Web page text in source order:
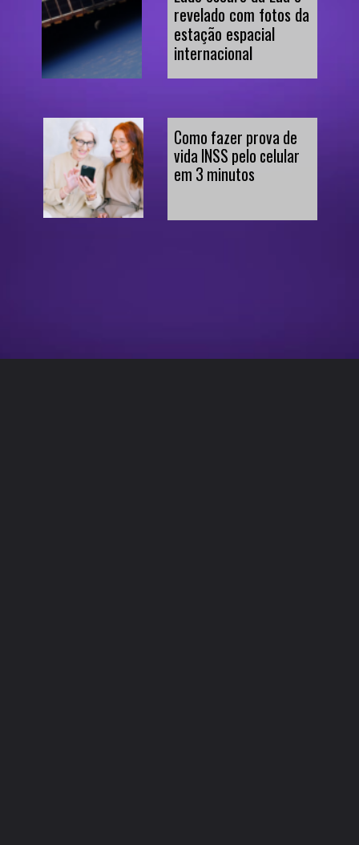
revelado com fotos da
estação espacial
internacional
Como fazer prova de
vida INSS pelo celular
em 3 minutos